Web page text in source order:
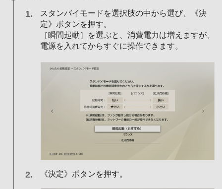
スタンバイモードを選択肢の中から選び、《決
定》ボタンを押す。
［瞬間起動］を選ぶと、消費電力は増えますが、
電源を入れてからすぐに操作できます。
《決定》ボタンを押す。